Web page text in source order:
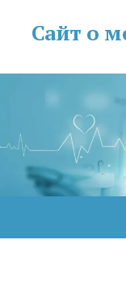
Сайт о